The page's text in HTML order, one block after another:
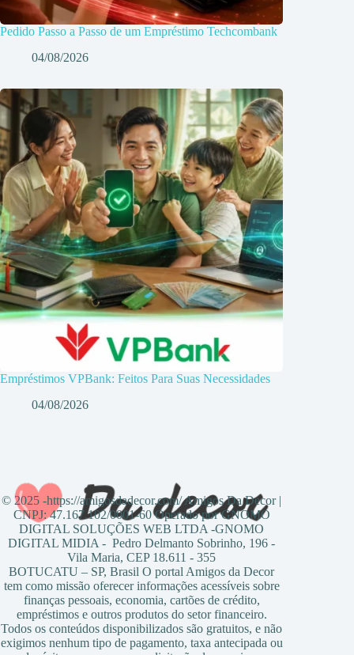
Pedido Passo a Passo de um Empréstimo Techcombank
04/08/2026
Empréstimos VPBank: Feitos Para Suas Necessidades
04/08/2026
© 2025 -https://amigosdadecor.com/ Amigos Da Decor |
CNPJ: 47.167.102/0001-60 Operado por GNOMO
DIGITAL SOLUÇÕES WEB LTDA -GNOMO
DIGITAL MIDIA - Pedro Delmanto Sobrinho, 196 -
Vila Maria, CEP 18.611 - 355
BOTUCATU – SP, Brasil O portal Amigos da Decor
tem como missão oferecer informações acessíveis sobre
finanças pessoais, economia, cartões de crédito,
empréstimos e outros produtos do setor financeiro.
Todos os conteúdos disponibilizados são gratuitos, e não
exigimos nenhum tipo de pagamento, taxa antecipada ou